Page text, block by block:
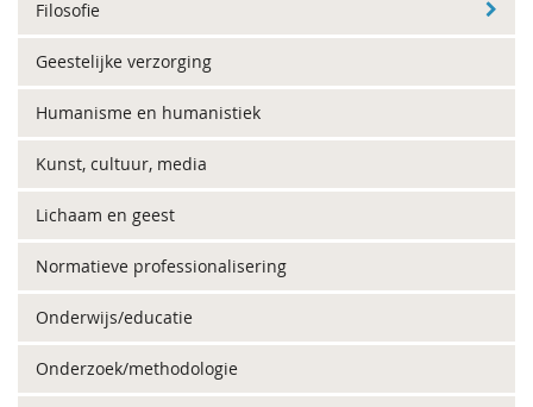
Filosofie
Geestelijke verzorging
Humanisme en humanistiek
Kunst, cultuur, media
Lichaam en geest
Normatieve professionalisering
Onderwijs/educatie
Onderzoek/methodologie